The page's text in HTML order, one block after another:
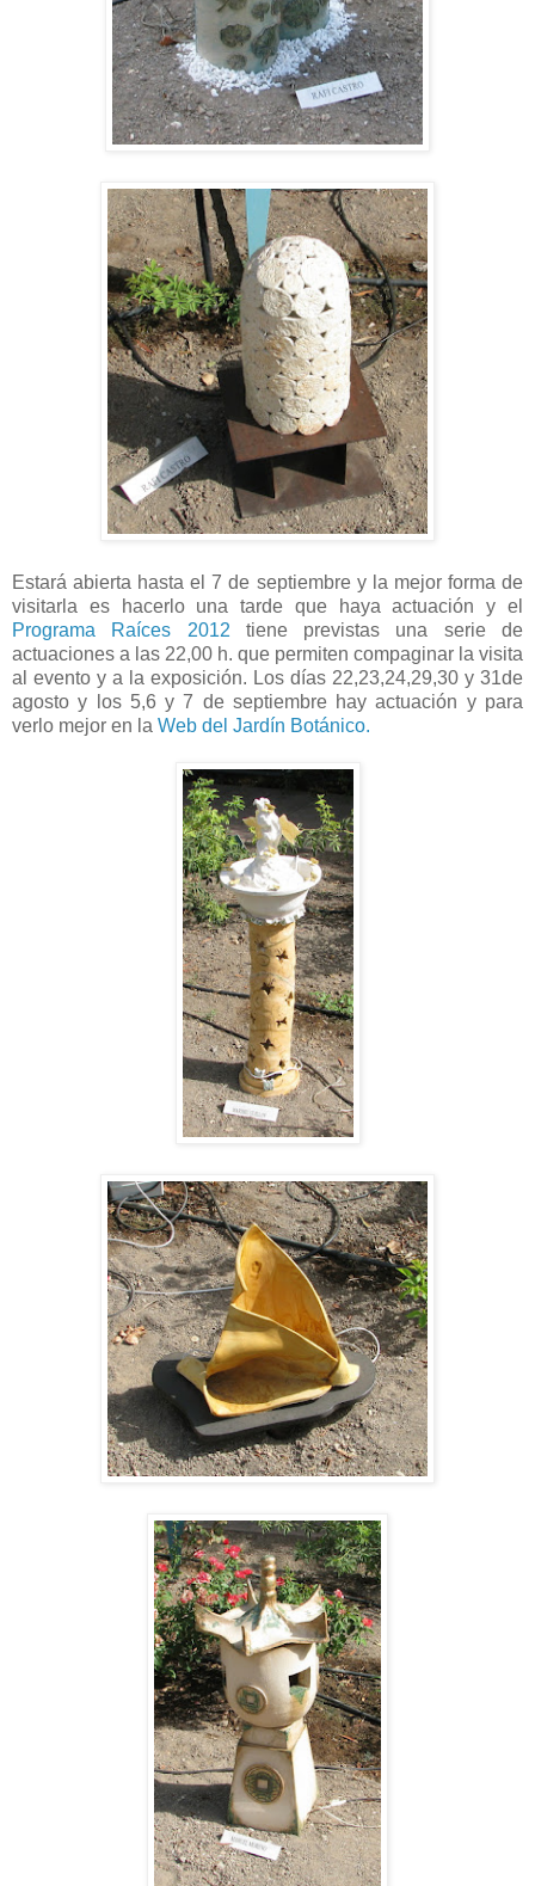
Estará abierta hasta el 7 de septiembre y la mejor forma de
visitarla es hacerlo una tarde que haya actuación y el
Programa Raíces 2012 tiene previstas una serie de
actuaciones a las 22,00 h. que permiten compaginar la visita
al evento y a la exposición. Los días 22,23,24,29,30 y 31de
agosto y los 5,6 y 7 de septiembre hay actuación y para
verlo mejor en la Web del Jardín Botánico.